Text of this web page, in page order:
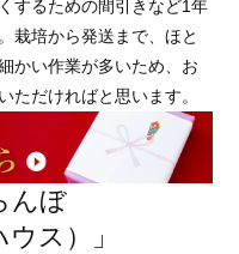
するための間引きなど1年
栽培から発送まで、ほと
かい作業が多いため、お
ただければと思います。
んぼ
ウス）」